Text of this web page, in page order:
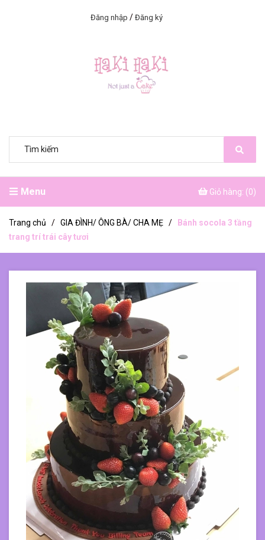
Đăng nhập / Đăng ký
Menu Giỏ hàng: (0)
Trang chủ / GIA ĐÌNH/ ÔNG BÀ/ CHA MẸ /
Bánh socola 3 tầng
trang trí trái cây tươi